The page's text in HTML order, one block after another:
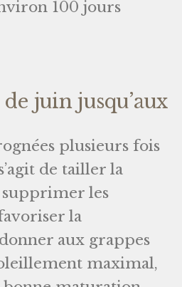
100 jours
juin jusqu’aux
plusieurs fois
de tailler la
les
la
aux grappes
maximal,